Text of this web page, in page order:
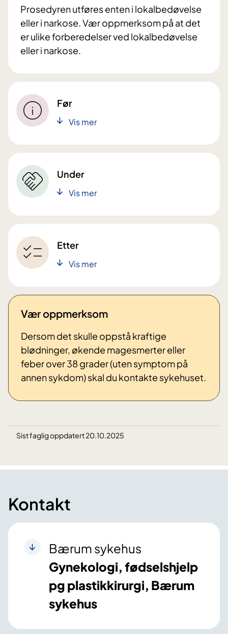
Prosedyren utføres enten i lokalbedøvelse
eller i narkose. Vær oppmerksom på at det
er ulike forberedelser ved lokalbedøvelse
eller i narkose.
Før
Vis mer
Under
Vis mer
Etter
Vis mer
Vær oppmerksom
Dersom det skulle oppstå kraftige
blødninger, økende magesmerter eller
feber over 38 grader (uten symptom på
annen sykdom) skal du kontakte sykehuset.
Sist faglig oppdatert 20.10.2025
Kontakt
Bærum sykehus
Gynekologi, fødselshjelp
pg plastikkirurgi, Bærum
sykehus